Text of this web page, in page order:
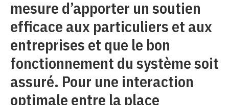
mesure d’apporter un soutien
efficace aux particuliers et aux
entreprises et que le bon
fonctionnement du système soit
assuré. Pour une interaction
optimale entre la place